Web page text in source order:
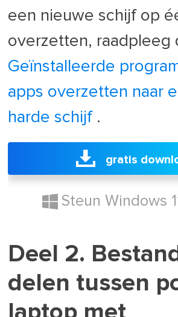
een nieuwe schijf op
overzetten, raadpleeg
Geïnstalleerde
apps overzetten naar
harde schijf.
gratis
Steun Windows
Deel 2.
delen tussen